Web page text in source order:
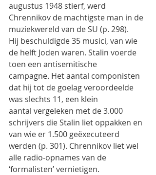
augustus 1948 stierf, werd
Chrennikov de machtigste man in de
muziekwereld van de SU (p. 298).
Hij beschuldigde 35 musici, van wie
de helft Joden waren. Stalin voerde
toen een antisemitische
campagne. Het aantal componisten
dat hij tot de goelag veroordeelde
was slechts 11, een klein
aantal vergeleken met de 3.000
schrijvers die Stalin liet oppakken en
van wie er 1.500 geëxecuteerd
werden (p. 301). Chrennikov liet wel
alle radio-opnames van de
‘formalisten’ vernietigen.